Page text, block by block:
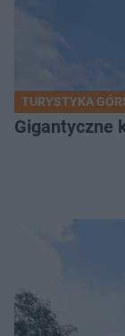
TURYSTYKA
Gigantyczne